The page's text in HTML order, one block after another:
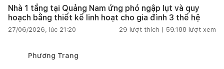
Nhà 1 tầng tại Quảng Nam ứng phó ngập lụt và quy
hoạch bằng thiết kế linh hoạt cho gia đình 3 thế hệ
27/06/2026, lúc 21:20 29 lượt thích | 59.188 lượt xem
Phương Trang